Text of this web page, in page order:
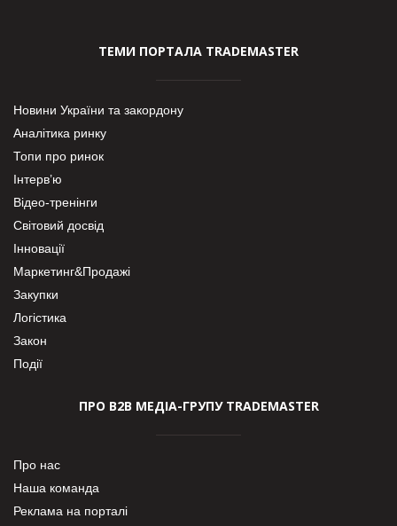
ТЕМИ ПОРТАЛА TRADEMASTER
Новини України та закордону
Аналітика ринку
Топи про ринок
Інтерв’ю
Відео-тренінги
Світовий досвід
Інновації
Маркетинг&Продажі
Закупки
Логістика
Закон
Події
ПРО В2В МЕДІА-ГРУПУ TRADEMASTER
Про нас
Наша команда
Реклама на порталі